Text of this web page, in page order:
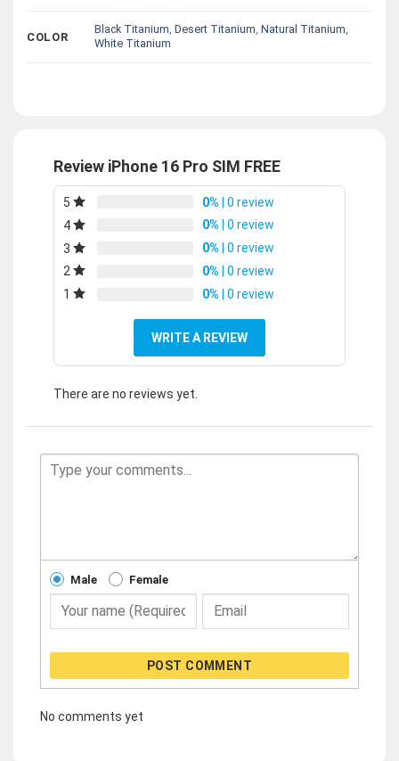
COLOR
Black Titanium ,Desert Titanium ,Natural Titanium
White Titanium
Review iPhone 16 Pro SIM FREE
5 0% | 0 review
4
0% | 0 review
3
0% | 0 review
2
0% | 0 review
1
0% | 0 review
WRITE A REVIEW
There are no reviews yet.
Male Female
POST COMMENT
No comments yet